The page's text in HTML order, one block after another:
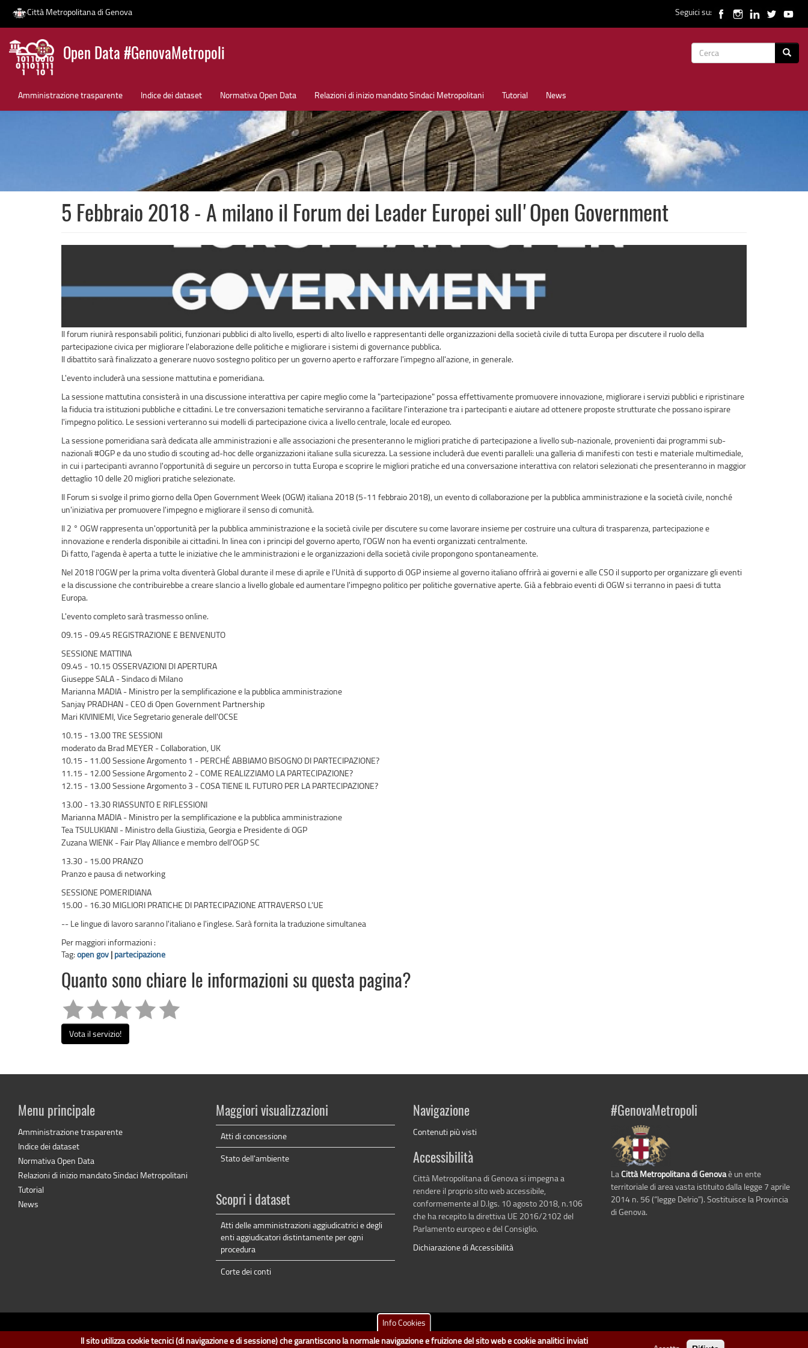
Salta
contenuto
Città Metropolitana di Genova Seguici su:
Open Data #GenovaMetropoli
Form
Amministrazione trasparente Indice dei dataset Normativa Open Data Relazioni di inizio mandato Sindaci Metropolitani Tutorial News
News
5 Febbraio 2018 - A milano il Forum dei Leader Europei sull'Open Government
Il forum riunirà responsabili politici, funzionari pubblici di alto livello, esperti di alto livello e rappresentanti delle organizzazioni della società civile di tutta Europa per discutere il ruolo della
partecipazione civica per migliorare l'elaborazione delle politiche e migliorare i sistemi di governance pubblica.
Il dibattito sarà finalizzato a generare nuovo sostegno politico per un governo aperto e rafforzare l'impegno all'azione, in generale.
L'evento includerà una sessione mattutina e pomeridiana.
La sessione mattutina consisterà in una discussione interattiva per capire meglio come la "partecipazione" possa effettivamente promuovere innovazione, migliorare i servizi pubblici e ripristinare
la fiducia tra istituzioni pubbliche e cittadini. Le tre conversazioni tematiche serviranno a facilitare l'interazione tra i partecipanti e aiutare ad ottenere proposte strutturate che possano ispirare
l'impegno politico. Le sessioni verteranno sui modelli di partecipazione civica a livello centrale, locale ed europeo.
La sessione pomeridiana sarà dedicata alle amministrazioni e alle associazioni che presenteranno le migliori pratiche di partecipazione a livello sub-nazionale, provenienti dai programmi sub-
nazionali #OGP e da uno studio di scouting ad-hoc delle organizzazioni italiane sulla sicurezza. La sessione includerà due eventi paralleli: una galleria di manifesti con testi e materiale multimediale,
in cui i partecipanti avranno l'opportunità di seguire un percorso in tutta Europa e scoprire le migliori pratiche ed una conversazione interattiva con relatori selezionati che presenteranno in maggior
dettaglio 10 delle 20 migliori pratiche selezionate.
Il Forum si svolge il primo giorno della Open Government Week (OGW) italiana 2018 (5-11 febbraio 2018), un evento di collaborazione per la pubblica amministrazione e la società civile, nonché
un'iniziativa per promuovere l'impegno e migliorare il senso di comunità.
Il 2 ° OGW rappresenta un'opportunità per la pubblica amministrazione e la società civile per discutere su come lavorare insieme per costruire una cultura di trasparenza, partecipazione e
innovazione e renderla disponibile ai cittadini. In linea con i principi del governo aperto, l'OGW non ha eventi organizzati centralmente.
Di fatto, l'agenda è aperta a tutte le iniziative che le amministrazioni e le organizzazioni della società civile propongono spontaneamente.
Nel 2018 l'OGW per la prima volta diventerà Global durante il mese di aprile e l'Unità di supporto di OGP insieme al governo italiano offrirà ai governi e alle CSO il supporto per organizzare gli eventi
e la discussione che contribuirebbe a creare slancio a livello globale ed aumentare l'impegno politico per politiche governative aperte. Già a febbraio eventi di OGW si terranno in paesi di tutta
Europa.
L'evento completo sarà trasmesso online.
09.15 - 09.45 REGISTRAZIONE E BENVENUTO
SESSIONE MATTINA
09.45 - 10.15 OSSERVAZIONI DI APERTURA
Giuseppe SALA - Sindaco di Milano
Marianna MADIA - Ministro per la semplificazione e la pubblica amministrazione
Sanjay PRADHAN - CEO di Open Government Partnership
Mari KIVINIEMI, Vice Segretario generale dell'OCSE
10.15 - 13.00 TRE SESSIONI
moderato da Brad MEYER - Collaboration, UK
10.15 - 11.00 Sessione Argomento 1 - PERCHÉ ABBIAMO BISOGNO DI PARTECIPAZIONE?
11.15 - 12.00 Sessione Argomento 2 - COME REALIZZIAMO LA PARTECIPAZIONE?
12.15 - 13.00 Sessione Argomento 3 - COSA TIENE IL FUTURO PER LA PARTECIPAZIONE?
13.00 - 13.30 RIASSUNTO E RIFLESSIONI
Marianna MADIA - Ministro per la semplificazione e la pubblica amministrazione
Tea TSULUKIANI - Ministro della Giustizia, Georgia e Presidente di OGP
Zuzana WIENK - Fair Play Alliance e membro dell'OGP SC
13.30 - 15.00 PRANZO
Pranzo e pausa di networking
SESSIONE POMERIDIANA
15.00 - 16.30 MIGLIORI PRATICHE DI PARTECIPAZIONE ATTRAVERSO L'UE
-- Le lingue di lavoro saranno l'italiano e l'inglese. Sarà fornita la traduzione simultanea
Per maggiori informazioni :
Tag: open gov | partecipazione
Quanto sono chiare le informazioni su questa pagina?
Vota il servizio!
Menu principale
Amministrazione trasparente
Indice dei dataset
Normativa Open Data
Relazioni di inizio mandato Sindaci Metropolitani
Tutorial
News
Maggiori visualizzazioni
Atti di concessione
Stato dell'ambiente
Scopri i dataset
Atti delle amministrazioni aggiudicatrici e degli
enti aggiudicatori distintamente per ogni
procedura
Corte dei conti
Navigazione
Contenuti più visti
Accessibilità
Città Metropolitana di Genova si impegna a
rendere il proprio sito web accessibile,
conformemente al D.lgs. 10 agosto 2018, n.106
che ha recepito la direttiva UE 2016/2102 del
Parlamento europeo e del Consiglio.
Dichiarazione di Accessibilità
#GenovaMetropoli
LaCittà Metropolitana di Genovaè un ente
territoriale di area vasta istituito dalla legge 7 aprile
2014 n. 56 (“legge Delrio”). Sostituisce la Provincia
di Genova.
dati.cittametropolitana.genova.itè il progetto "Open Data" dellaCittà Metropolitana di Genova.
Info Cookies
Il sito utilizza cookie tecnici (di navigazione e di sessione) che garantiscono la normale navigazione e fruizione del sito web e cookie analitici inviati